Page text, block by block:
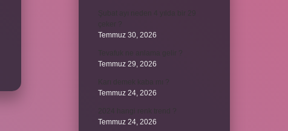
Temmuz 30, 2026
Temmuz 29, 2026
Temmuz 24, 2026
Temmuz 24, 2026